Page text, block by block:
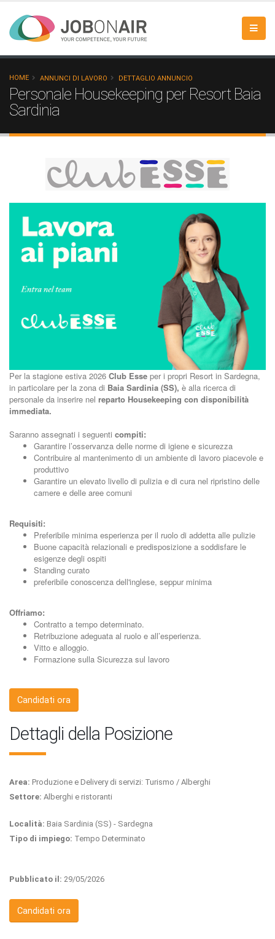
HOME ANNUNCI DI LAVORO DETTAGLIO ANNUNCIO
Personale Housekeeping per Resort Baia
Sardinia
Per la stagione estiva 2026 Club Esse per i propri Resort in Sardegna,
in particolare per la zona di Baia Sardinia (SS), è alla ricerca di
personale da inserire nel reparto Housekeeping con disponibilità
immediata.
Saranno assegnati i seguenti compiti:
Garantire l’osservanza delle norme di igiene e sicurezza
Contribuire al mantenimento di un ambiente di lavoro piacevole e
produttivo
Garantire un elevato livello di pulizia e di cura nel ripristino delle
camere e delle aree comuni
Requisiti:
Preferibile minima esperienza per il ruolo di addetta alle pulizie
Buone capacità relazionali e predisposizione a soddisfare le
esigenze degli ospiti
Standing curato
preferibile conoscenza dell'inglese, seppur minima
Offriamo:
Contratto a tempo determinato.
Retribuzione adeguata al ruolo e all’esperienza.
Vitto e alloggio.
Formazione sulla Sicurezza sul lavoro
Candidati ora
Dettagli della Posizione
Area: Produzione e Delivery di servizi: Turismo / Alberghi
Settore: Alberghi e ristoranti
Località: Baia Sardinia (SS) - Sardegna
Tipo di impiego: Tempo Determinato
Pubblicato il: 29/05/2026
Candidati ora